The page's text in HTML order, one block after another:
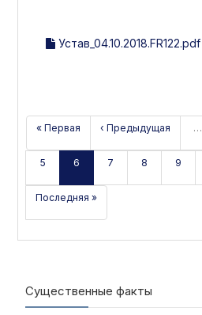
Устав_04.10.2018.FR122.pdf
« Первая ‹ Предыдущая …
5 6 7 8 9
Последняя »
Существенные факты